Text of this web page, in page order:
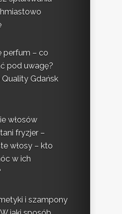
perfum – co
pod uwagę?
Quality Gdańsk
włosów
fryzjer –
włosy – kto
w ich
i szampony